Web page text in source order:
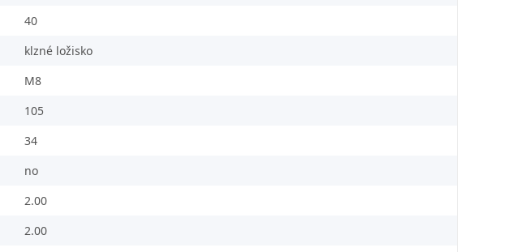
40
klzné ložisko
M8
105
34
no
2.00
2.00